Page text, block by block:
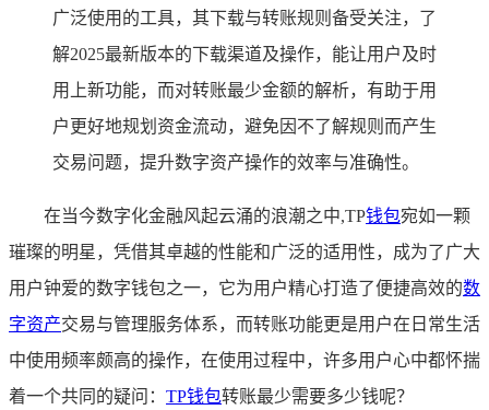
广泛使用的工具，其下载与转账规则备受关注，了
解2025最新版本的下载渠道及操作，能让用户及时
用上新功能，而对转账最少金额的解析，有助于用
户更好地规划资金流动，避免因不了解规则而产生
交易问题，提升数字资产操作的效率与准确性。
在当今数字化金融风起云涌的浪潮之中,TP钱包宛如一颗
璀璨的明星，凭借其卓越的性能和广泛的适用性，成为了广大
用户钟爱的数字钱包之一，它为用户精心打造了便捷高效的数
字资产交易与管理服务体系，而转账功能更是用户在日常生活
中使用频率颇高的操作，在使用过程中，许多用户心中都怀揣
着一个共同的疑问： TP钱包转账最少需要多少钱呢？